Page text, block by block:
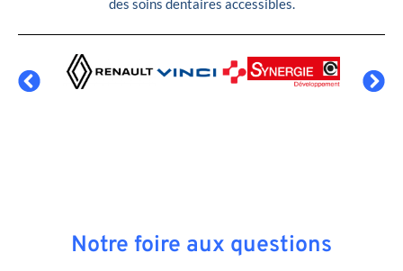
Notre foire aux questions